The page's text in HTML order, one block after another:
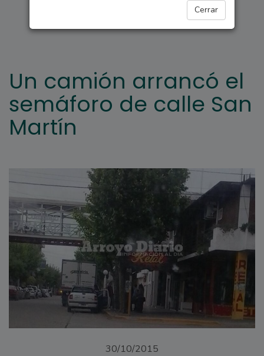
Cerrar
Un camión arrancó el
semáforo de calle San
Martín
30/10/2015